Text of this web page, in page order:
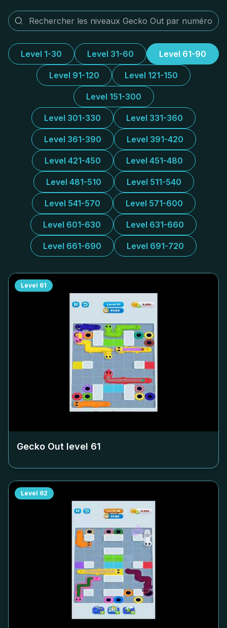
Level 1-30 Level 31-60 Level 61-90
Level 91-120 Level 121-150
Level 151-300
Level 301-330 Level 331-360
Level 361-390 Level 391-420
Level 421-450 Level 451-480
Level 481-510 Level 511-540
Level 541-570 Level 571-600
Level 601-630 Level 631-660
Level 661-690 Level 691-720
Level 61
Gecko Out level 61
Level 62